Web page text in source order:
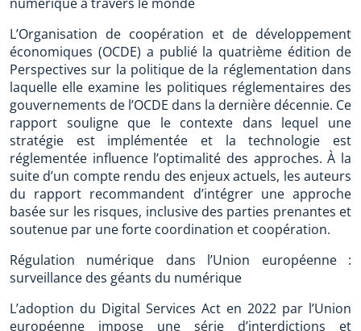
L’Organisation de coopération et de développement
économiques (OCDE) a publié la quatrième édition de
Perspectives sur la politique de la réglementation dans
laquelle elle examine les politiques réglementaires des
gouvernements de l’OCDE dans la dernière décennie. Ce
rapport souligne que le contexte dans lequel une
stratégie est implémentée et la technologie est
réglementée influence l’optimalité des approches. À la
suite d’un compte rendu des enjeux actuels, les auteurs
du rapport recommandent d’intégrer une approche
basée sur les risques, inclusive des parties prenantes et
soutenue par une forte coordination et coopération.
Régulation numérique dans l’Union européenne :
surveillance des géants du numérique
L’adoption du Digital Services Act en 2022 par l’Union
européenne impose une série d’interdictions et